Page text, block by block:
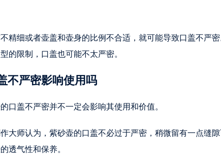
精细或者壶盖和壶身的比例不合适，就可能导致口盖不严
的限制，口盖也可能不太严密。
不严密影响使用吗
口盖不严密并不一定会影响其使用和价值。
大师认为，紫砂壶的口盖不必过于严密，稍微留有一点缝
透气性和保养。